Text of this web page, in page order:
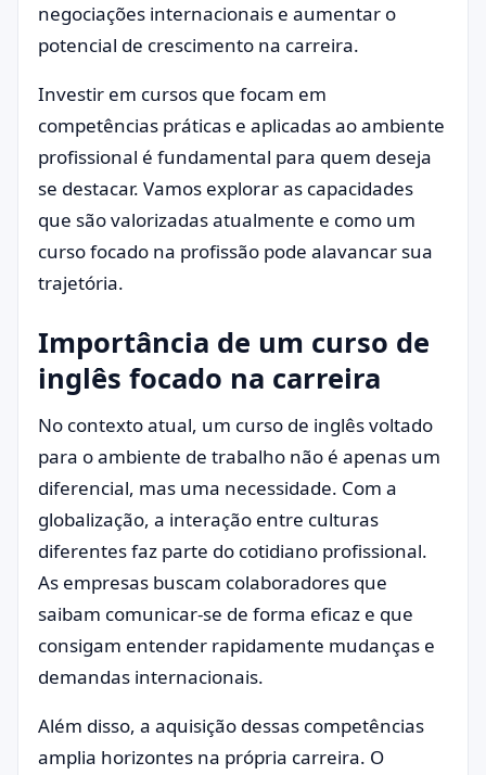
negociações internacionais e aumentar o
potencial de crescimento na carreira.
Investir em cursos que focam em
competências práticas e aplicadas ao ambiente
profissional é fundamental para quem deseja
se destacar. Vamos explorar as capacidades
que são valorizadas atualmente e como um
curso focado na profissão pode alavancar sua
trajetória.
Importância de um curso de
inglês focado na carreira
No contexto atual, um curso de inglês voltado
para o ambiente de trabalho não é apenas um
diferencial, mas uma necessidade. Com a
globalização, a interação entre culturas
diferentes faz parte do cotidiano profissional.
As empresas buscam colaboradores que
saibam comunicar-se de forma eficaz e que
consigam entender rapidamente mudanças e
demandas internacionais.
Além disso, a aquisição dessas competências
amplia horizontes na própria carreira. O